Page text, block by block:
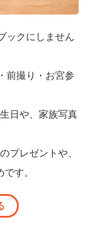
ックにしません
前撮り・お宮参
日や、家族写真
プレゼントや、
す。